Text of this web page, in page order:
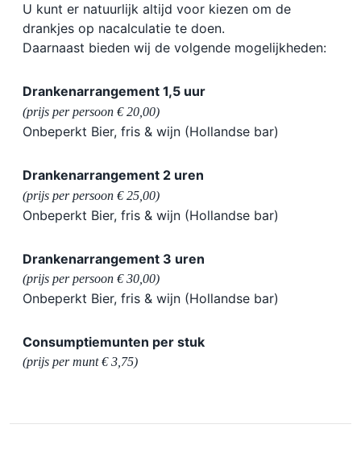
U kunt er natuurlijk altijd voor kiezen om de
drankjes op nacalculatie te doen.
Daarnaast bieden wij de volgende mogelijkheden:
Drankenarrangement 1,5 uur
(prijs per persoon € 20,00)
Onbeperkt Bier, fris & wijn (Hollandse bar)
Drankenarrangement 2 uren
(prijs per persoon € 25,00)
Onbeperkt Bier, fris & wijn (Hollandse bar)
Drankenarrangement 3 uren
(prijs per persoon € 30,00)
Onbeperkt Bier, fris & wijn (Hollandse bar)
Consumptiemunten per stuk
(prijs per munt € 3,75)